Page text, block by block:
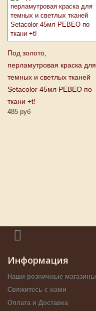
Под золото,
перламутровая краска для
темных и светлых тканей
Setacolor 45мл PEBEO по
ткани +t!
485 руб
Информация
Наши розничные магазины
Свяжитесь с нами
Оплата и Доставка